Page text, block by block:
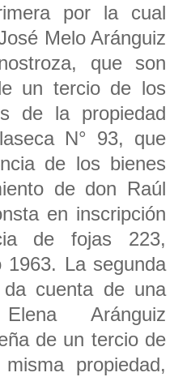
por la cual
Melo Aránguiz
que son
un tercio de los
de la propiedad
N° 93, que
de los bienes
de don Raúl
en inscripción
de fojas 223,
La segunda
cuenta de una
Aránguiz
de un tercio de
propiedad,